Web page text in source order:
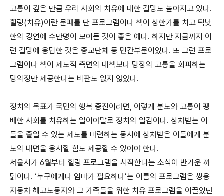
고통이 깊은 만큼 우리 사회의 치유에 대한 갈망도 높아지고 있다.
힐링(치유)이란 문패를 단 프로그램이나 책이 상한가를 치고 틱낫
한의 강연에 수만명이 모여든 것이 좋은 예다. 하지만 지금까지 이
런 갈망에 응답한 것은 종교단체 등 민간부문이었다. 또 그런 프로
그램이나 책이 제도적 측면의 대책보다 당장의 고통을 회피하는
당의정만 제공한다는 비판도 없지 않았다.
정치의 목표가 국민의 행복 증진이라면, 이렇게 분노와 고통이 팽
배한 사회를 치유하는 일이야말로 정치의 일감이다. 상처받는 이
들을 줄일 수 있는 제도를 마련하는 동시에 상처받은 이들에게 분
노의 내면을 응시할 힘도 제공할 수 있어야 한다.
서울시가 6월부터 힐링 프로그램을 시작한다는 소식이 반가운 까
닭이다. ‘누구에게나 엄마가 필요하다’는 이름의 프로그램은 쌍용
자동차 해고노동자와 그 가족들을 위한 치유 프로그램을 이끌었던